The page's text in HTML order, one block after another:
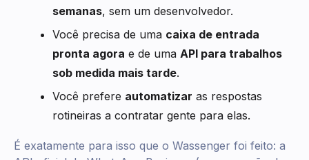
semanas, sem um desenvolvedor.
Você precisa de uma caixa de entrada
pronta agora e de uma API para trabalhos
sob medida mais tarde.
Você prefere automatizar as respostas
rotineiras a contratar gente para elas.
É exatamente para isso que o Wassenger foi feito: a